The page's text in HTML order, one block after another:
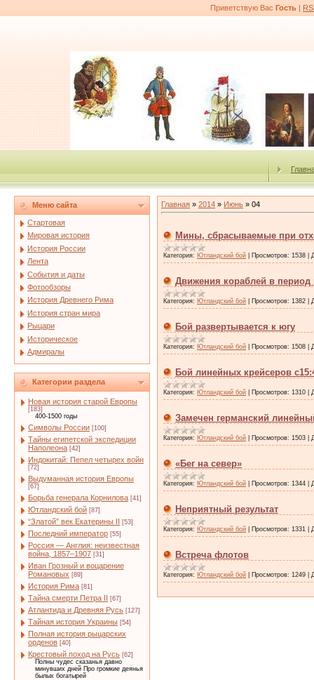
Приветствую Вас Гость |
Меню сайта
Стартовая
Мировая история
История России
Лента
События и даты
Фотообзоры
История Древнего Рима
История стран мира
Рыцари
Историческое
Адмиралы
Категории раздела
Новая история старой Европы
[183]
400-1500 годы
Символы России [100]
Тайны египетской экспедиции
Наполеона [42]
Индокитай: Пепел четырех войн
[72]
Выдуманная история Европы
[67]
Борьба генерала Корнилова [41]
Ютландский бой [87]
“Златой” век Екатерины II [53]
Последний император [55]
Россия — Англия: неизвестная
война, 1857–1907 [31]
Иван Грозный и воцарение
Романовых [89]
История Рима [81]
Тайна смерти Петра II [67]
Атлантида и Древняя Русь [127]
Тайная история Украины [54]
Полная история рыцарских
орденов [40]
Крестовый поход на Русь [62]
Полны чудес сказанья давно
минувших дней Про громкие деянья
былых богатырей
Главная » 2014 » Июнь » 04
Мины, сбрасываемые при
Категория: Ютландский бой Просмотров: 1538
Движения кораблей в период
Категория: Ютландский бой Просмотров: 1382
Бой развертывается к югу
Категория: Ютландский бой Просмотров: 1508
Бой линейных крейсеров
Категория: Ютландский бой Просмотров: 1310
Замечен германский
Категория: Ютландский бой Просмотров: 1503
«Бег на север»
Категория: Ютландский бой Просмотров: 1344
Неприятный результат
Категория: Ютландский бой Просмотров: 1331
Встреча флотов
Категория: Ютландский бой Просмотров: 1249